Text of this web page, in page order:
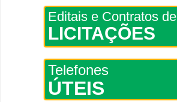
Editais e Contratos de
LICITAÇÕES
Telefones
ÚTEIS